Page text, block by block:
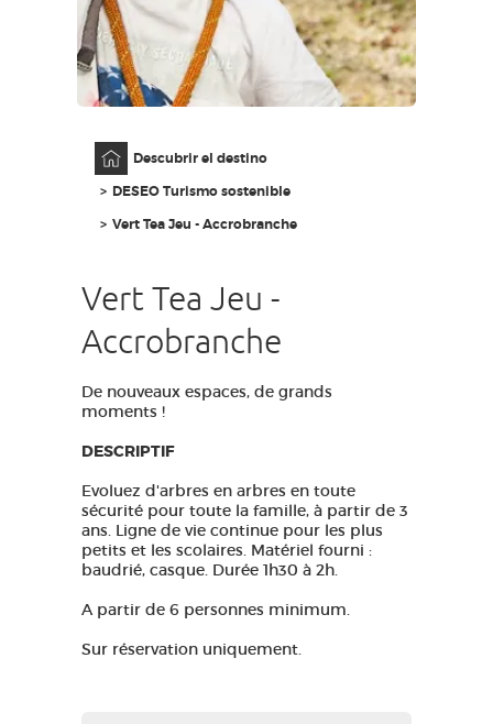
ES
Descubrir el destino
DESEO Turismo sostenible
Vert Tea Jeu - Accrobranche
Vert Tea Jeu -
Accrobranche
De nouveaux espaces, de grands
moments !
DESCRIPTIF
Evoluez d'arbres en arbres en toute
sécurité pour toute la famille, à partir de 3
ans. Ligne de vie continue pour les plus
petits et les scolaires. Matériel fourni :
baudrié, casque. Durée 1h30 à 2h.
A partir de 6 personnes minimum.
Sur réservation uniquement.